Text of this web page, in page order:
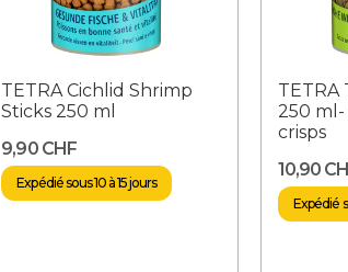
TETRA Cichlid Shrimp
Sticks 250 ml
9,90 CHF
Expédié sous 10 à 15 jours
TETRA
250
crisps
10,90
Expédié